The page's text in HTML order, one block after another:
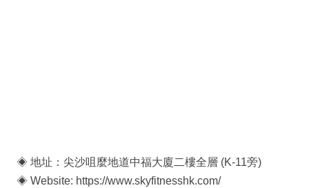
◈ 地址：尖沙咀麼地道中福大廈二樓全層 (K-11旁)
◈ Website: https://www.skyfitnesshk.com/